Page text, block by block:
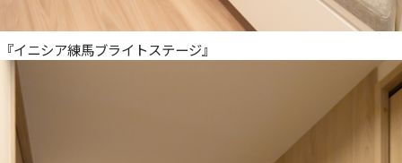
『イニシア練馬ブライトステージ』